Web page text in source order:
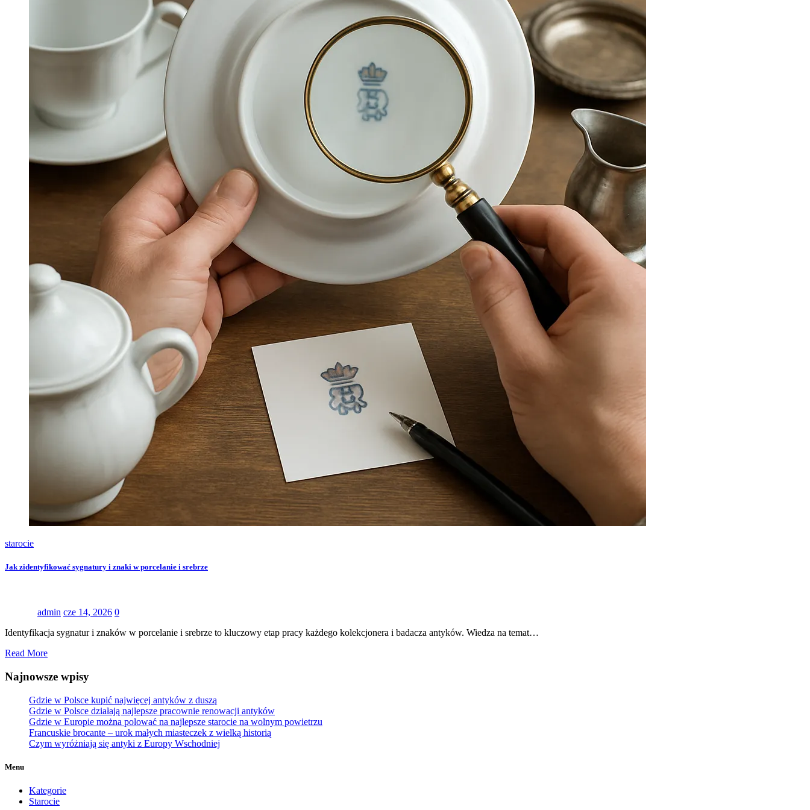
starocie
Jak zidentyfikować sygnatury i znaki w porcelanie i srebrze
admin cze 14, 2026 0
Identyfikacja sygnatur i znaków w porcelanie i srebrze to kluczowy etap pracy każdego kolekcjonera i badacza antyków. Wiedza na temat…
Read More
Najnowsze wpisy
Gdzie w Polsce kupić najwięcej antyków z duszą
Gdzie w Polsce działają najlepsze pracownie renowacji antyków
Gdzie w Europie można polować na najlepsze starocie na wolnym powietrzu
Francuskie brocante – urok małych miasteczek z wielką historią
Czym wyróżniają się antyki z Europy Wschodniej
Menu
Kategorie
Starocie